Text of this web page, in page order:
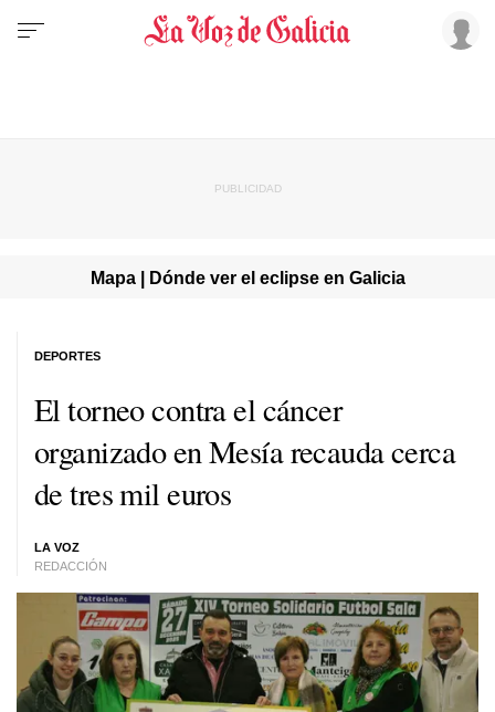
Mapa | Dónde ver el eclipse en Galicia
El torneo contra el cáncer
organizado en Mesía recauda cerca
de tres mil euros
LA VOZ
REDACCIÓN
DEPORTES